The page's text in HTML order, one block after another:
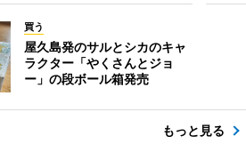
買う
屋久島発のサルとシカのキャ
ラクター「やくさんとジョ
ー」の段ボール箱発売
もっと見る